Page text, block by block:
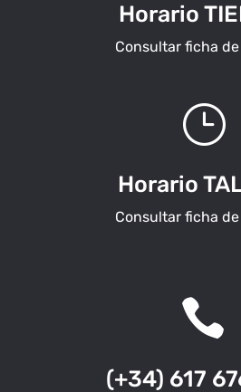
Horario
Consultar ficha de
}
Horario
Consultar ficha de

(+34) 617